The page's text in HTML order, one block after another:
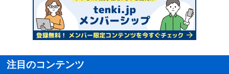
注目のコンテンツ